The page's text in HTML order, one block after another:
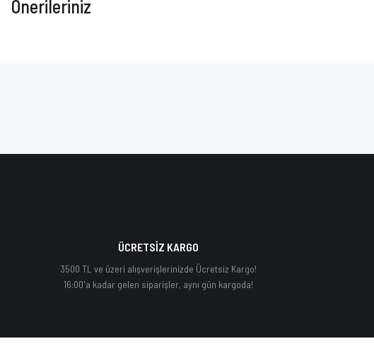
Önerileriniz
ÜCRETSİZ KARGO
3500 TL ve üzeri alışverişlerinizde Ücretsiz Kargo!
16:00'a kadar gelen siparişler, aynı gün kargoda!